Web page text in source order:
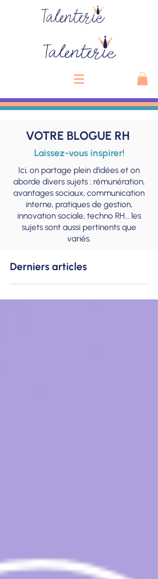
Talenterie
VOTRE BLOGUE RH
Laissez-vous inspirer!
Ici, on partage plein d'idées et on
aborde divers sujets : rémunération,
avantages sociaux, communication
interne, pratiques de gestion,
innovation sociale, techno RH... les
sujets sont aussi pertinents que
variés.
Derniers articles